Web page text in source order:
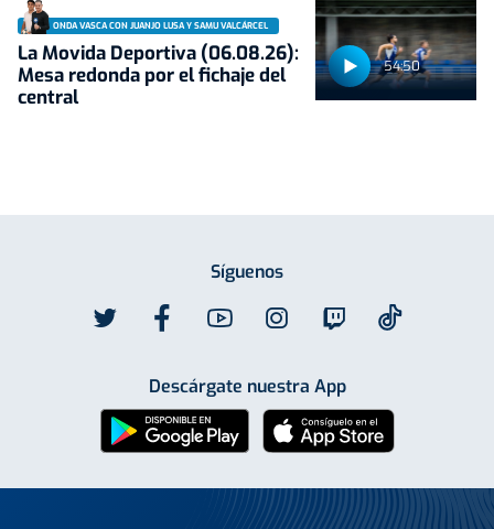
54:50
ONDA VASCA CON JUANJO LUSA Y SAMU VALCÁRCEL
La Movida Deportiva (06.08.26):
Mesa redonda por el fichaje del
central
Síguenos
Descárgate nuestra App